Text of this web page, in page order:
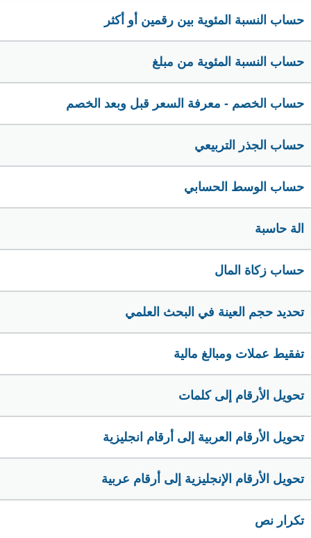
حساب النسبة المئوية بين رقمين أو أكثر
حساب النسبة المئوية من مبلغ
حساب الخصم - معرفة السعر قبل وبعد الخصم
حساب الجذر التربيعي
حساب الوسط الحسابي
الة حاسبة
حساب زكاة المال
تحديد حجم العينة في البحث العلمي
تفقيط عملات ومبالغ مالية
تحويل الأرقام إلى كلمات
تحويل الأرقام العربية إلى أرقام انجليزية
تحويل الأرقام الإنجليزية إلى أرقام عربية
تكرار نص